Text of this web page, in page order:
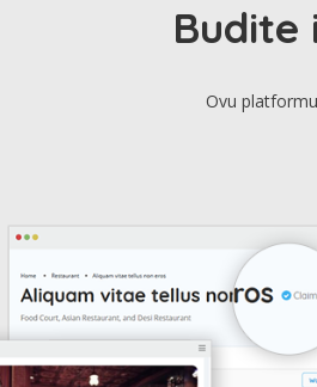
Budite
Ovu